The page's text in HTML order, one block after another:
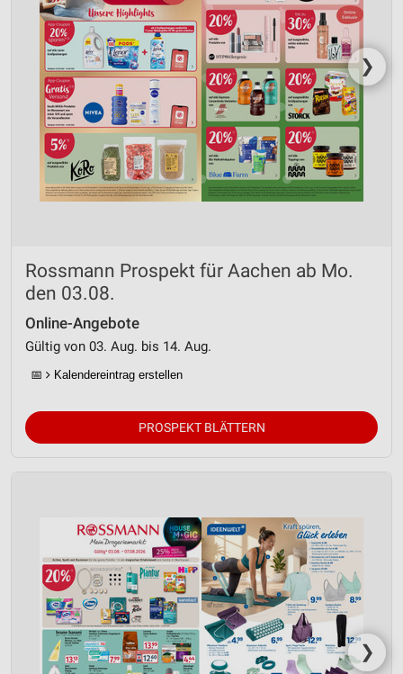
❯
Rossmann Prospekt für Aachen ab Mo.
den 03.08.
Online-Angebote
Gültig von 03. Aug. bis 14. Aug.
📅 Kalendereintrag erstellen
PROSPEKT BLÄTTERN
❯